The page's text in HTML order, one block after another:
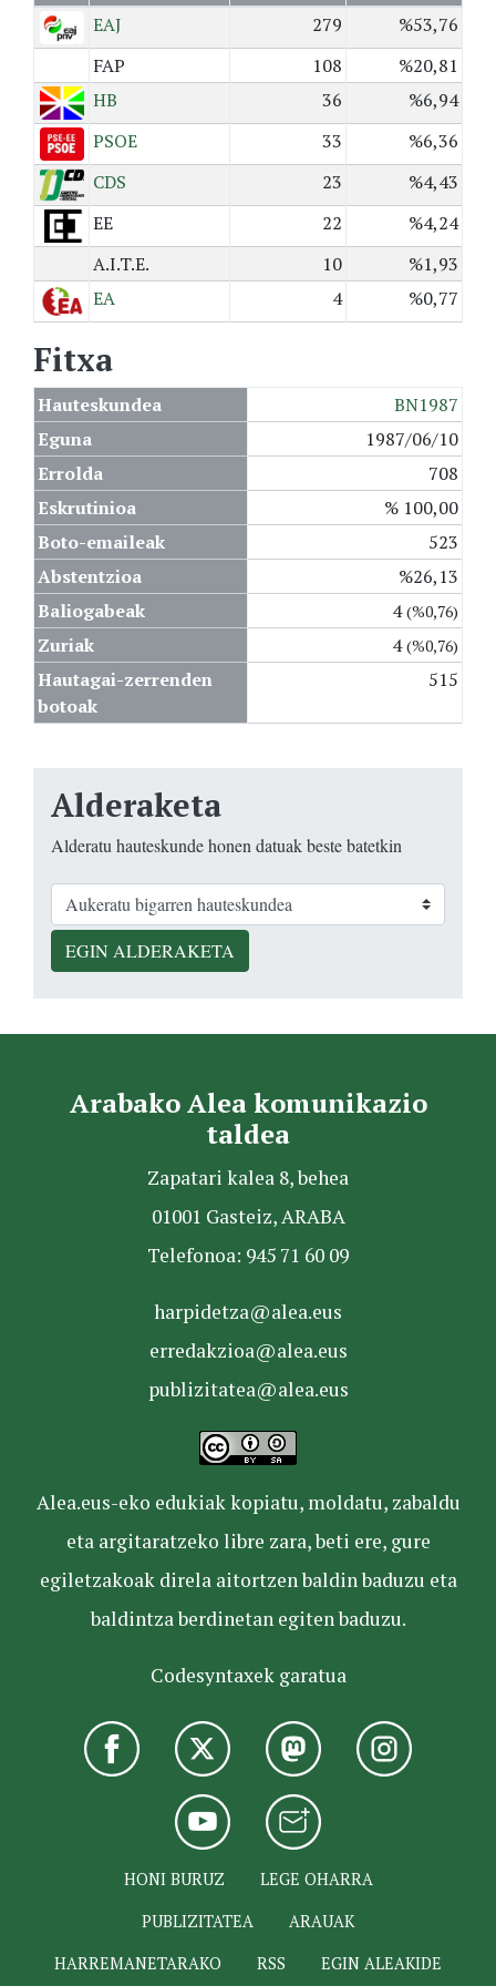
EAJ
279
%53,76
FAP
108
%20,81
HB
36
%6,94
PSOE
33
%6,36
CDS
23
%4,43
EE
22
%4,24
A.I.T.E.
10
%1,93
EA
4 %0,77
Fitxa
Hauteskundea
BN1987
Eguna
1987/06/10
Errolda
708
Eskrutinioa
% 100,00
Boto-emaileak
523
Abstentzioa
%26,13
Baliogabeak
4(%0,76)
Zuriak 4(%0,76)
Hautagai-zerrenden
botoak
515
Alderaketa
Alderatu hauteskunde honen datuak beste batetkin
EGIN ALDERAKETA
Arabako Alea komunikazio
taldea
Zapatari kalea 8, behea
01001 Gasteiz, ARABA
Telefonoa: 945 71 60 09
harpidetza@alea.eus
erredakzioa@alea.eus
publizitatea@alea.eus
Alea.eus-eko edukiak kopiatu, moldatu, zabaldu
eta argitaratzeko libre zara, beti ere, gure
egiletzakoak direla aitortzen baldin baduzu eta
baldintza berdinetan egiten baduzu.
Codesyntaxek garatua
HONI BURUZ
LEGE OHARRA
PUBLIZITATEA
ARAUAK
HARREMANETARAKO
RSS EGIN ALEAKIDE